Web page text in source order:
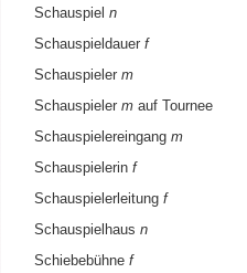
Schauspiel n
Schauspieldauer f
Schauspieler m
Schauspieler m auf Tournee
Schauspielereingang m
Schauspielerin f
Schauspielerleitung f
Schauspielhaus n
Schiebebühne f